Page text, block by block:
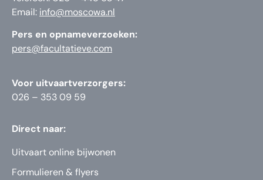
Email: info@moscowa.nl
Pers en opnameverzoeken:
pers@facultatieve.com
Voor uitvaartverzorgers:
026 – 353 09 59
Direct naar:
Uitvaart online bijwonen
Formulieren & flyers